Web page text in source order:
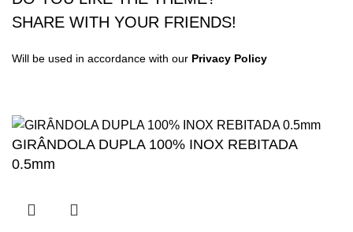
SHARE WITH YOUR FRIENDS!
Will be used in accordance with our Privacy Policy
GIRÂNDOLA DUPLA 100% INOX REBITADA
0.5mm